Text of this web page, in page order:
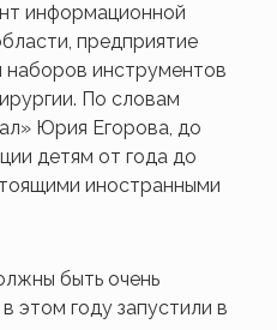
информационной
предприятие
наборов инструментов
По словам
Юрия Егорова, до
детям от года до
иностранными
быть очень
этом году запустили в